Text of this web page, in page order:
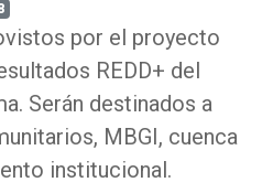
por el proyecto
REDD+ del
Serán destinados a
MBGI, cuenca
institucional.